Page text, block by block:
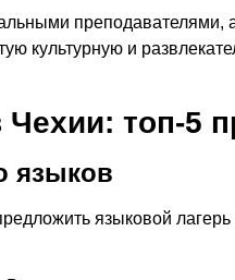
преподавателями,
культурную и
Чехии: топ-5
языков
языковой